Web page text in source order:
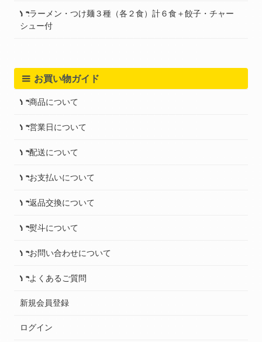
ラーメン・つけ麺３種（各２食）計６食＋餃子・チャー
シュー付
お買い物ガイド
商品について
営業日について
配送について
お支払いについて
返品交換について
熨斗について
お問い合わせについて
よくあるご質問
新規会員登録
ログイン